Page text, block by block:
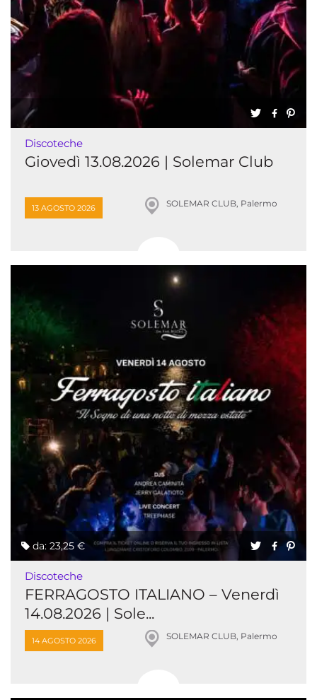
Discoteche
Giovedì 13.08.2026 | Solemar Club
13 AGOSTO 2026 SOLEMAR CLUB, Palermo
da: 23,25 €
Discoteche
FERRAGOSTO ITALIANO – Venerdì
14.08.2026 | Sole...
14 AGOSTO 2026 SOLEMAR CLUB, Palermo